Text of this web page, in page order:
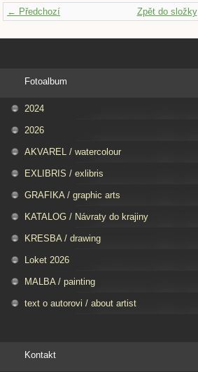
← Předchozí Zpět do složky
Fotoalbum
2024
2026
AKVAREL / watercolour
EXLIBRIS / exlibris
GRAFIKA / graphic arts
KATALOG / Návraty do krajiny
KRESBA / drawing
Loket 2026
MALBA / painting
text o autorovi / about artist
Kontakt